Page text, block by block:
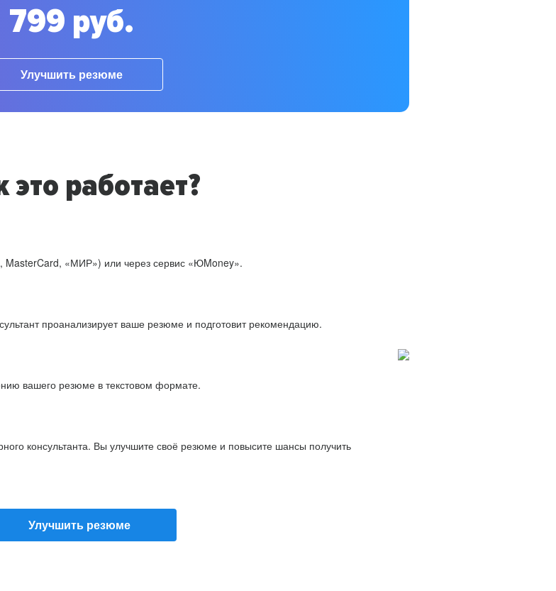
799 руб.
Улучшить резюме
это работает?
MasterCard, «МИР») или через сервис «ЮMoney».
проанализирует ваше резюме и подготовит рекомендацию.
вашего резюме в текстовом формате.
консультанта. Вы улучшите своё резюме и повысите шансы получить
Улучшить резюме